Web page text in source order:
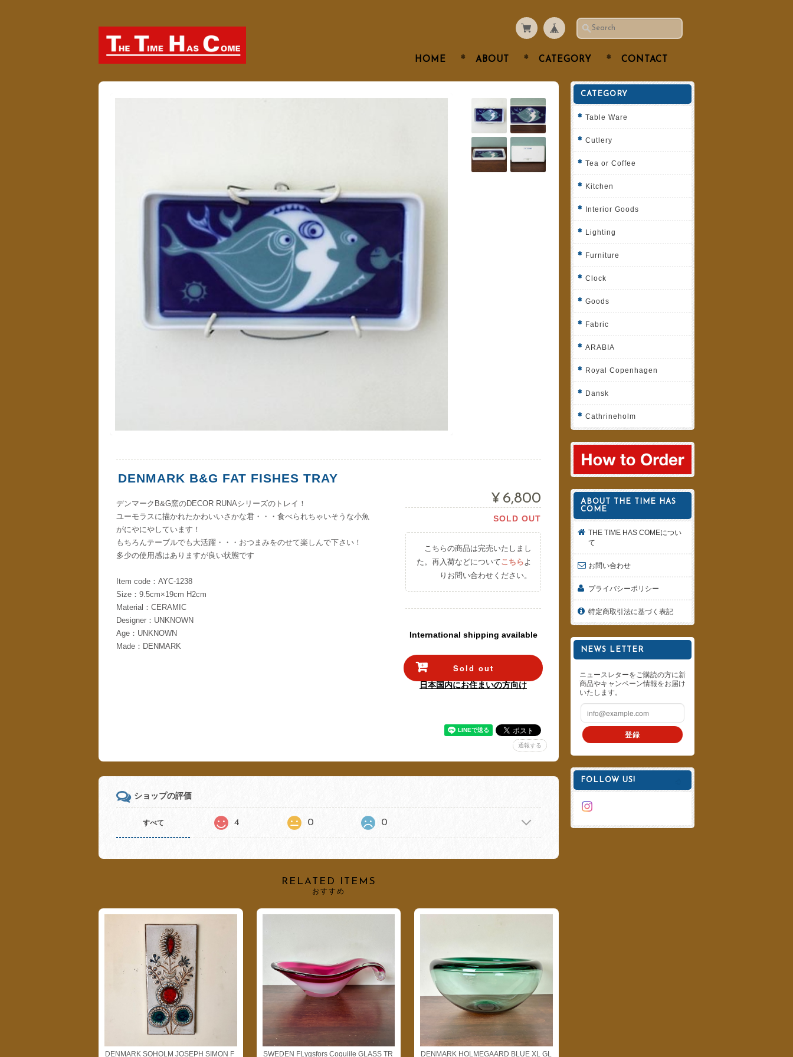
HOME ABOUT CATEGORY CONTACT
DENMARK B&G FAT FISHES TRAY
デンマークB&G窯のDECOR RUNAシリーズのトレイ！
ユーモラスに描かれたかわいいさかな君・・・食べられちゃいそうな小魚
がにやにやしています！
もちろんテーブルでも大活躍・・・おつまみをのせて楽しんで下さい！
多少の使用感はありますが良い状態です
Item code：AYC-1238
Size：9.5cm×19cm H2cm
Material：CERAMIC
Designer：UNKNOWN
Age：UNKNOWN
Made：DENMARK
¥6,800
SOLD OUT
こちらの商品は完売いたしまし
た。再入荷などについてこちら よ
りお問い合わせください。
International shipping available
Sold out
日本国内にお住まいの方向け
通報する
ショップの評価
すべて 4 0 0
RELATED ITEMS
おすすめ
DENMARK SOHOLM JOSEPH SIMON F SWEDEN FLygsfors Coquiile GLASS TR DENMARK HOLMEGAARD BLUE XL GL
CATEGORY
Table Ware
Cutlery
Tea or Coffee
Kitchen
Interior Goods
Lighting
Furniture
Clock
Goods
Fabric
ARABIA
Royal Copenhagen
Dansk
Cathrineholm
ABOUT THE TIME HAS
COME
THE TIME HAS COMEについ
て
お問い合わせ
プライバシーポリシー
特定商取引法に基づく表記
NEWS LETTER
ニュースレターをご購読の方に新
商品やキャンペーン情報をお届け
いたします。
登録
FOLLOW US!